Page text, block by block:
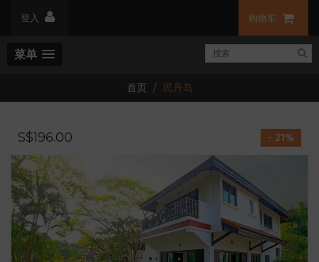
登入 购物车
菜单
首页 民丹岛
S$196.00 - 21%